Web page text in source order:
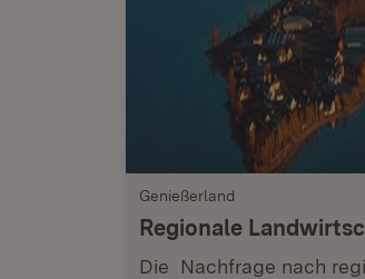
Genießerland
Regionale
Die Nachfrage nach